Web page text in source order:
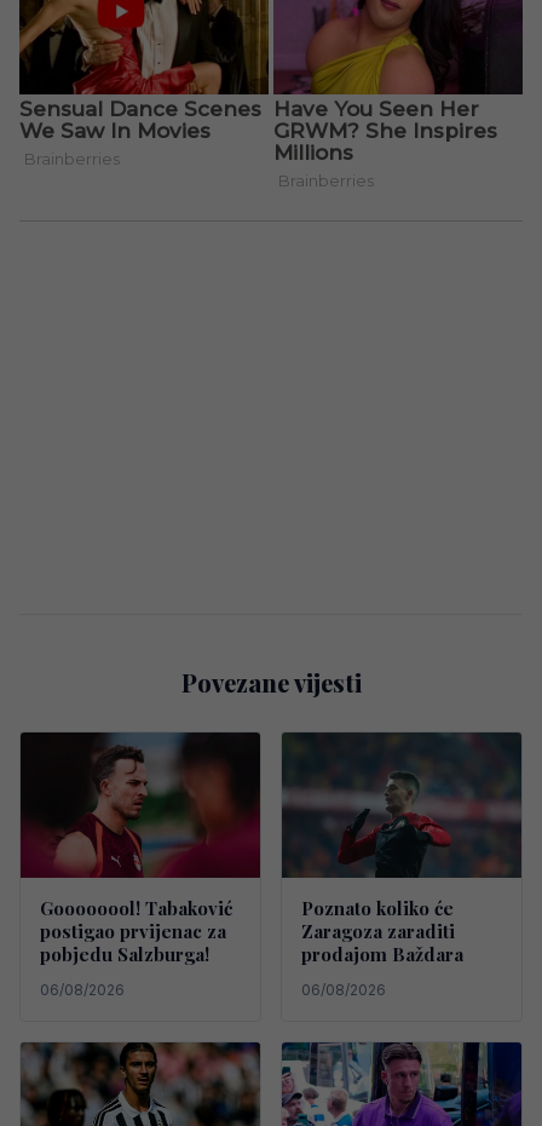
Povezane vijesti
Goooooool! Tabaković
postigao prvijenac za
pobjedu Salzburga!
06/08/2026
Poznato koliko će
Zaragoza zaraditi
prodajom Baždara
06/08/2026